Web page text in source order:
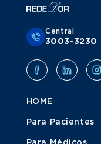
Central
3003-3230
HOME
Para Pacientes